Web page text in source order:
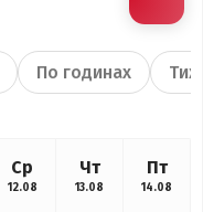
По годинах
Ср
12.08
Чт
13.08
Пт
14.08